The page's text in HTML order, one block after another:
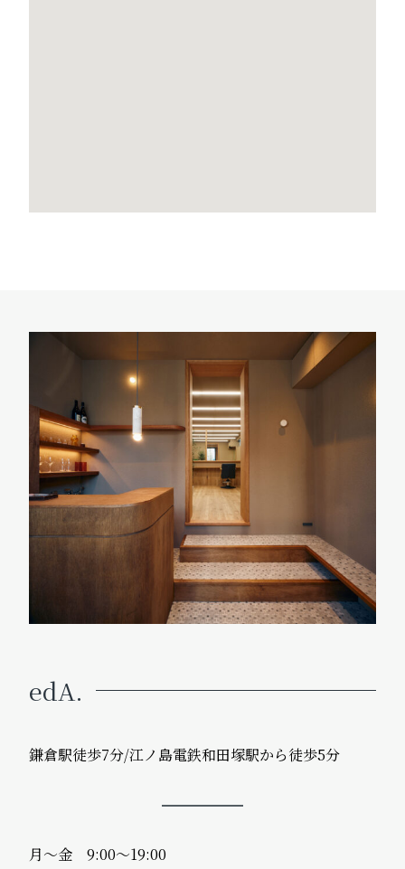
edA.
鎌倉駅徒歩7分/江ノ島電鉄和田塚駅から徒歩5分
月〜金 9:00〜19:00